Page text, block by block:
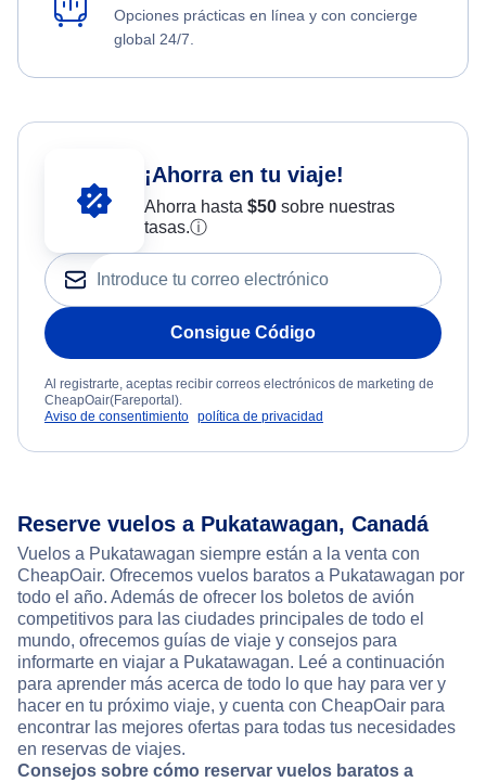
Opciones prácticas en línea y con concierge
global 24/7.
¡Ahorra en tu viaje!
Ahorra hasta $50sobre nuestras
tasas.ⓘ
Consigue Código
Al registrarte, aceptas recibir correos electrónicos de marketing de
CheapOair(Fareportal).
Aviso de consentimiento política de privacidad
Reserve vuelos a Pukatawagan, Canadá
Vuelos a Pukatawagan siempre están a la venta con
CheapOair. Ofrecemos vuelos baratos a Pukatawagan por
todo el año. Además de ofrecer los boletos de avión
competitivos para las ciudades principales de todo el
mundo, ofrecemos guías de viaje y consejos para
informarte en viajar a Pukatawagan. Leé a continuación
para aprender más acerca de todo lo que hay para ver y
hacer en tu próximo viaje, y cuenta con CheapOair para
encontrar las mejores ofertas para todas tus necesidades
en reservas de viajes.
Consejos sobre cómo reservar vuelos baratos a